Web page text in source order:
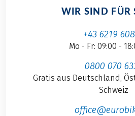
WIR SIND FÜR
+43 6219
Mo - Fr: 09:00 -
0800 070
Gratis aus Deutschland,
Schweiz